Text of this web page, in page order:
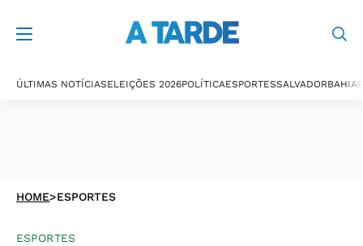
ÚLTIMAS NOTÍCIASELEIÇÕES 2026POLÍTICAESPORTESSALVADORBAHIA
HOME>ESPORTES
ESPORTES